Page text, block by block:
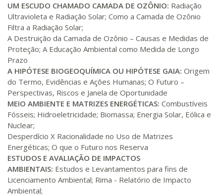
340 H 43dias
R$ 1.685,33
360 H
Matricular
380 H 48dias 150 dias
R$ 1.883,61
Matricular
400 H 50dias dias
R$ 1.982,74
420 H 53dias 150dias
R$ 2.082,12
Matricular
UM ESCUDO CHAMADO CAMADA DE OZÔNIO: Radiação
Ultravioleta e Radiação Solar; Como a Camada de Ozônio
Filtra a Radiação Solar;
A Destruição da Camada de Ozônio – Causas e Medidas de
Proteção; A Educação Ambiental como Medida de Longo
Prazo
A HIPÓTESE BIOGEOQUÍMICA OU HIPÓTESE GAIA: Origem
do Termo, Evidências e Ações Humanas; O Futuro –
Perspectivas, Riscos e Janela de Oportunidade
MEIO AMBIENTE E MATRIZES ENERGÉTICAS: Combustíveis
Fósseis; Hidroeletricidade; Biomassa; Energia Solar, Eólica e
Nuclear;
Desperdício X Racionalidade no Uso de Matrizes
Energéticas; O que o Futuro nos Reserva
ESTUDOS E AVALIAÇÃO DE IMPACTOS
AMBIENTAIS: Estudos e Levantamentos para fins de
Licenciamento Ambiental; Rima - Relatório de Impacto
Ambiental;